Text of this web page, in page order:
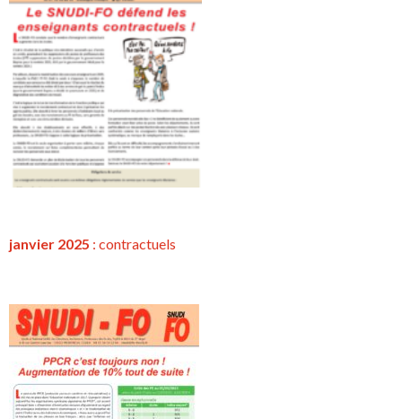
janvier 2025 : contractuels